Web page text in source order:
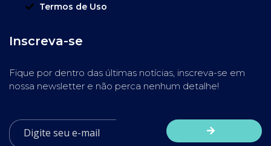
Termos de Uso
Inscreva-se
Fique por dentro das últimas notícias, inscreva-se em
nossa newsletter e não perca nenhum detalhe!